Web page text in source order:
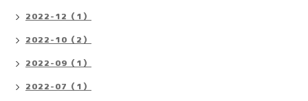
2022-12（1）
2022-10（2）
2022-09（1）
2022-07（1）